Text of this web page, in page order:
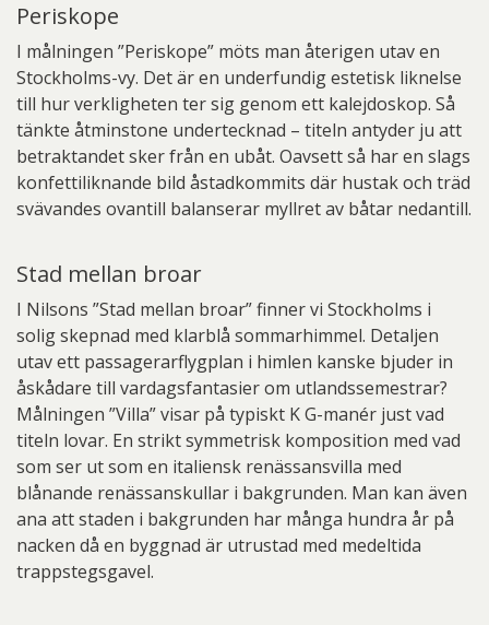
Periskope
I målningen ”Periskope” möts man återigen utav en
Stockholms-vy. Det är en underfundig estetisk liknelse
till hur verkligheten ter sig genom ett kalejdoskop. Så
tänkte åtminstone undertecknad – titeln antyder ju att
betraktandet sker från en ubåt. Oavsett så har en slags
konfettiliknande bild åstadkommits där hustak och träd
svävandes ovantill balanserar myllret av båtar nedantill.
Stad mellan broar
I Nilsons ”Stad mellan broar” finner vi Stockholms i
solig skepnad med klarblå sommarhimmel. Detaljen
utav ett passagerarflygplan i himlen kanske bjuder in
åskådare till vardagsfantasier om utlandssemestrar?
Målningen ”Villa” visar på typiskt K G-manér just vad
titeln lovar. En strikt symmetrisk komposition med vad
som ser ut som en italiensk renässansvilla med
blånande renässanskullar i bakgrunden. Man kan även
ana att staden i bakgrunden har många hundra år på
nacken då en byggnad är utrustad med medeltida
trappstegsgavel.